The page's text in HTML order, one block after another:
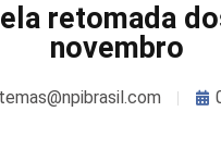
retomada
novembro